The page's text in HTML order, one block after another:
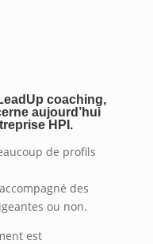
coaching,
aujourd’hui
HPI.
de profils
des
ou non.
est